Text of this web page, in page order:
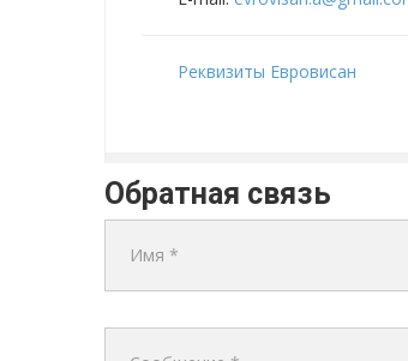
Реквизиты Евровисан
Обратная связь